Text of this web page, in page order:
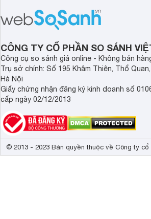
CÔNG TY CỔ PHẦN SO SÁNH
Công cụ so sánh giá online - Không bán
Trụ sở chính: Số 195 Khâm Thiên, Thổ
Hà Nội
Giấy chứng nhận đăng ký kinh doanh số
cấp ngày 02/12/2013
© 2013 - 2023 Bản quyền thuộc về Công ty cổ